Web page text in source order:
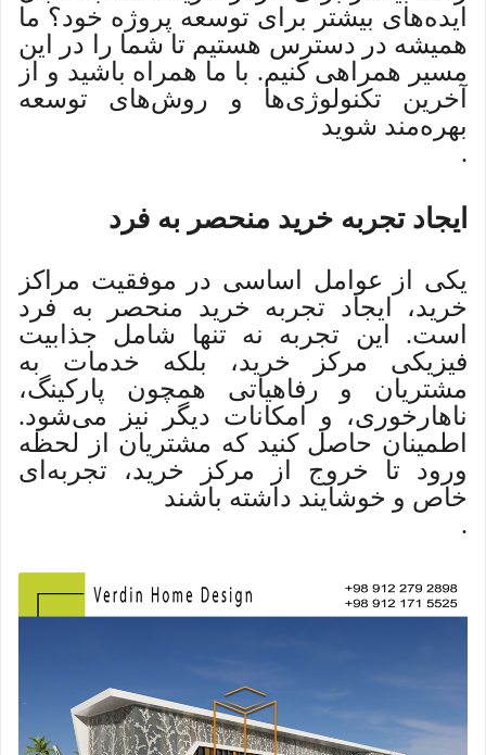
ایده‌های بیشتر برای توسعه پروژه خود؟ ما
همیشه در دسترس هستیم تا شما را در این
مسیر همراهی کنیم. با ما همراه باشید و از
آخرین تکنولوژی‌ها و روش‌های توسعه
بهره‌مند شوید
.
ایجاد تجربه خرید منحصر به فرد
یکی از عوامل اساسی در موفقیت مراکز
خرید، ایجاد تجربه خرید منحصر به فرد
است. این تجربه نه تنها شامل جذابیت
فیزیکی مرکز خرید، بلکه خدمات به
مشتریان و رفاهیاتی همچون پارکینگ،
ناهارخوری، و امکانات دیگر نیز می‌شود.
اطمینان حاصل کنید که مشتریان از لحظه
ورود تا خروج از مرکز خرید، تجربه‌ای
خاص و خوشایند داشته باشند
.